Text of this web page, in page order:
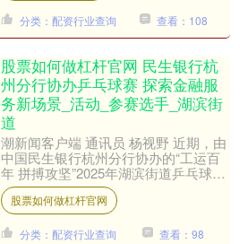
分类：配资行业查询 查看：108
股票如何做杠杆官网 民生银行杭
州分行协办乒乓球赛 探索金融服
务新场景_活动_参赛选手_湖滨街
道
潮新闻客户端 通讯员 杨视野 近期，由
中国民生银行杭州分行协办的“工运百
年 拼搏攻坚”2025年湖滨街道乒乓球团
体赛在上城区工人文化馆圆满落幕。活
动以乒乓球竞技....
股票如何做杠杆官网
分类：配资行业查询 查看：98